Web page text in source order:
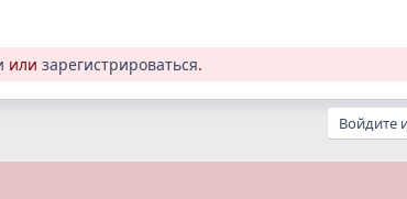
или зарегистрироваться.
Войдите